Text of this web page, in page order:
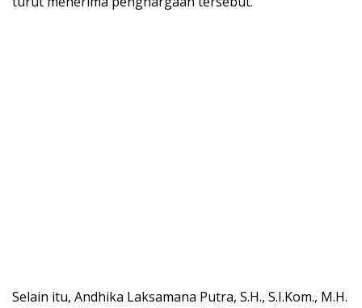
Selain itu, Andhika Laksamana Putra, S.H., S.I.Kom., M.H.